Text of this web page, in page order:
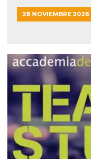
28 NOVIEMBRE 2026